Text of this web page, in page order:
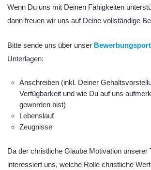
Wenn Du uns mit Deinen Fähigkeiten
dann freuen wir uns auf Deine vollständige
Bitte sende uns über unser
Unterlagen:
Anschreiben (inkl. Deiner
Verfügbarkeit und wie Du auf uns
geworden bist)
Lebenslauf
Zeugnisse
Da der christliche Glaube Motivation unserer
interessiert uns, welche Rolle christliche